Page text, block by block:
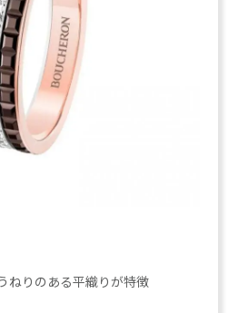
ねりのある平織りが特徴